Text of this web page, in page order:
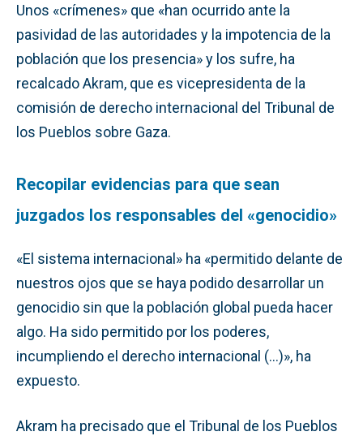
Unos «crímenes» que «han ocurrido ante la
pasividad de las autoridades y la impotencia de la
población que los presencia» y los sufre, ha
recalcado Akram, que es vicepresidenta de la
comisión de derecho internacional del Tribunal de
los Pueblos sobre Gaza.
Recopilar evidencias para que sean
juzgados los responsables del «genocidio»
«El sistema internacional» ha «permitido delante de
nuestros ojos que se haya podido desarrollar un
genocidio sin que la población global pueda hacer
algo. Ha sido permitido por los poderes,
incumpliendo el derecho internacional (…)», ha
expuesto.
Akram ha precisado que el Tribunal de los Pueblos